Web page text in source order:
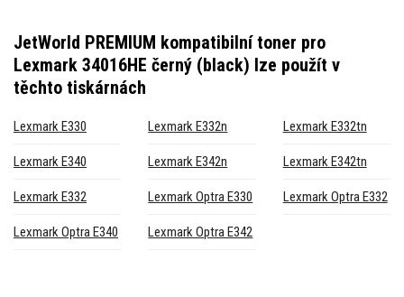
JetWorld PREMIUM kompatibilní toner pro
Lexmark 34016HE černý (black) lze použít v
těchto tiskárnách
Lexmark E330 Lexmark E332n Lexmark E332tn
Lexmark E340 Lexmark E342n Lexmark E342tn
Lexmark E332 Lexmark Optra E330 Lexmark Optra E332
Lexmark Optra E340 Lexmark Optra E342